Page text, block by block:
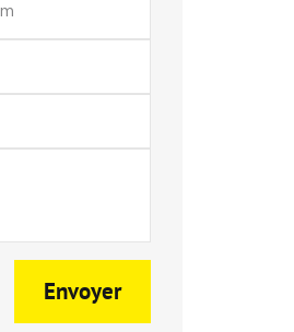
Envoyer